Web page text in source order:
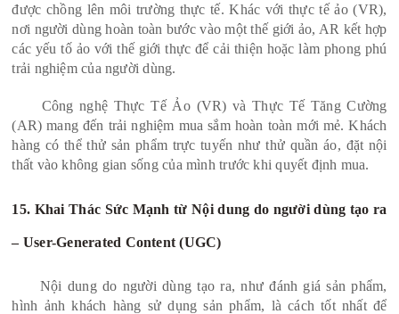
được chồng lên môi trường thực tế. Khác với thực tế ảo (VR),
nơi người dùng hoàn toàn bước vào một thế giới ảo, AR kết hợp
các yếu tố ảo với thế giới thực để cải thiện hoặc làm phong phú
trải nghiệm của người dùng.
Công nghệ Thực Tế Ảo (VR) và Thực Tế Tăng Cường
(AR) mang đến trải nghiệm mua sắm hoàn toàn mới mẻ. Khách
hàng có thể thử sản phẩm trực tuyến như thử quần áo, đặt nội
thất vào không gian sống của mình trước khi quyết định mua.
15. Khai Thác Sức Mạnh từ Nội dung do người dùng tạo ra
– User-Generated Content (UGC)
Nội dung do người dùng tạo ra, như đánh giá sản phẩm,
hình ảnh khách hàng sử dụng sản phẩm, là cách tốt nhất để